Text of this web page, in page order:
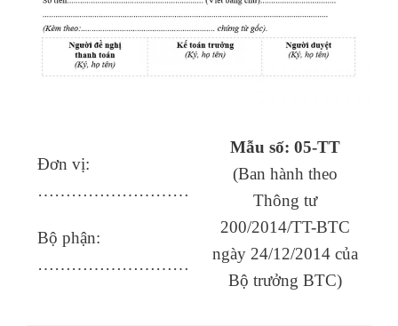
Đơn vị:
………………………
Bộ phận:
………………………
Mẫu số: 05-TT
(Ban hành theo
Thông tư
200/2014/TT-BTC
ngày 24/12/2014 của
Bộ trưởng BTC)